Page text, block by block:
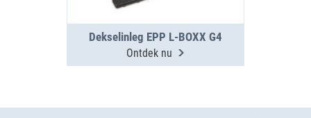
Dekselinleg EPP L-BOXX G4
Ontdek nu